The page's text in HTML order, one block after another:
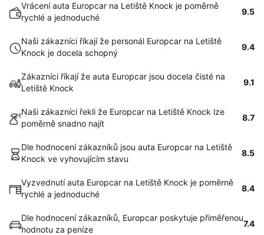
Vrácení auta Europcar na Letiště Knock je poměrně
rychlé a jednoduché
9.5
Naši zákazníci říkají že personál Europcar na Letiště
Knock je docela schopný
9.4
Zákazníci říkají že auta Europcar jsou docela čisté na
Letiště Knock
9.1
Naši zákazníci řekli že Europcar na Letiště Knock lze
poměrně snadno najít
8.7
Dle hodnocení zákazníků jsou auta Europcar na Letiště
Knock ve vyhovujícím stavu
8.5
Vyzvednutí auta Europcar na Letiště Knock je poměrně
rychlé a jednoduché
8.4
Dle hodnocení zákazníků, Europcar poskytuje přiměřenou
hodnotu za peníze
7.4